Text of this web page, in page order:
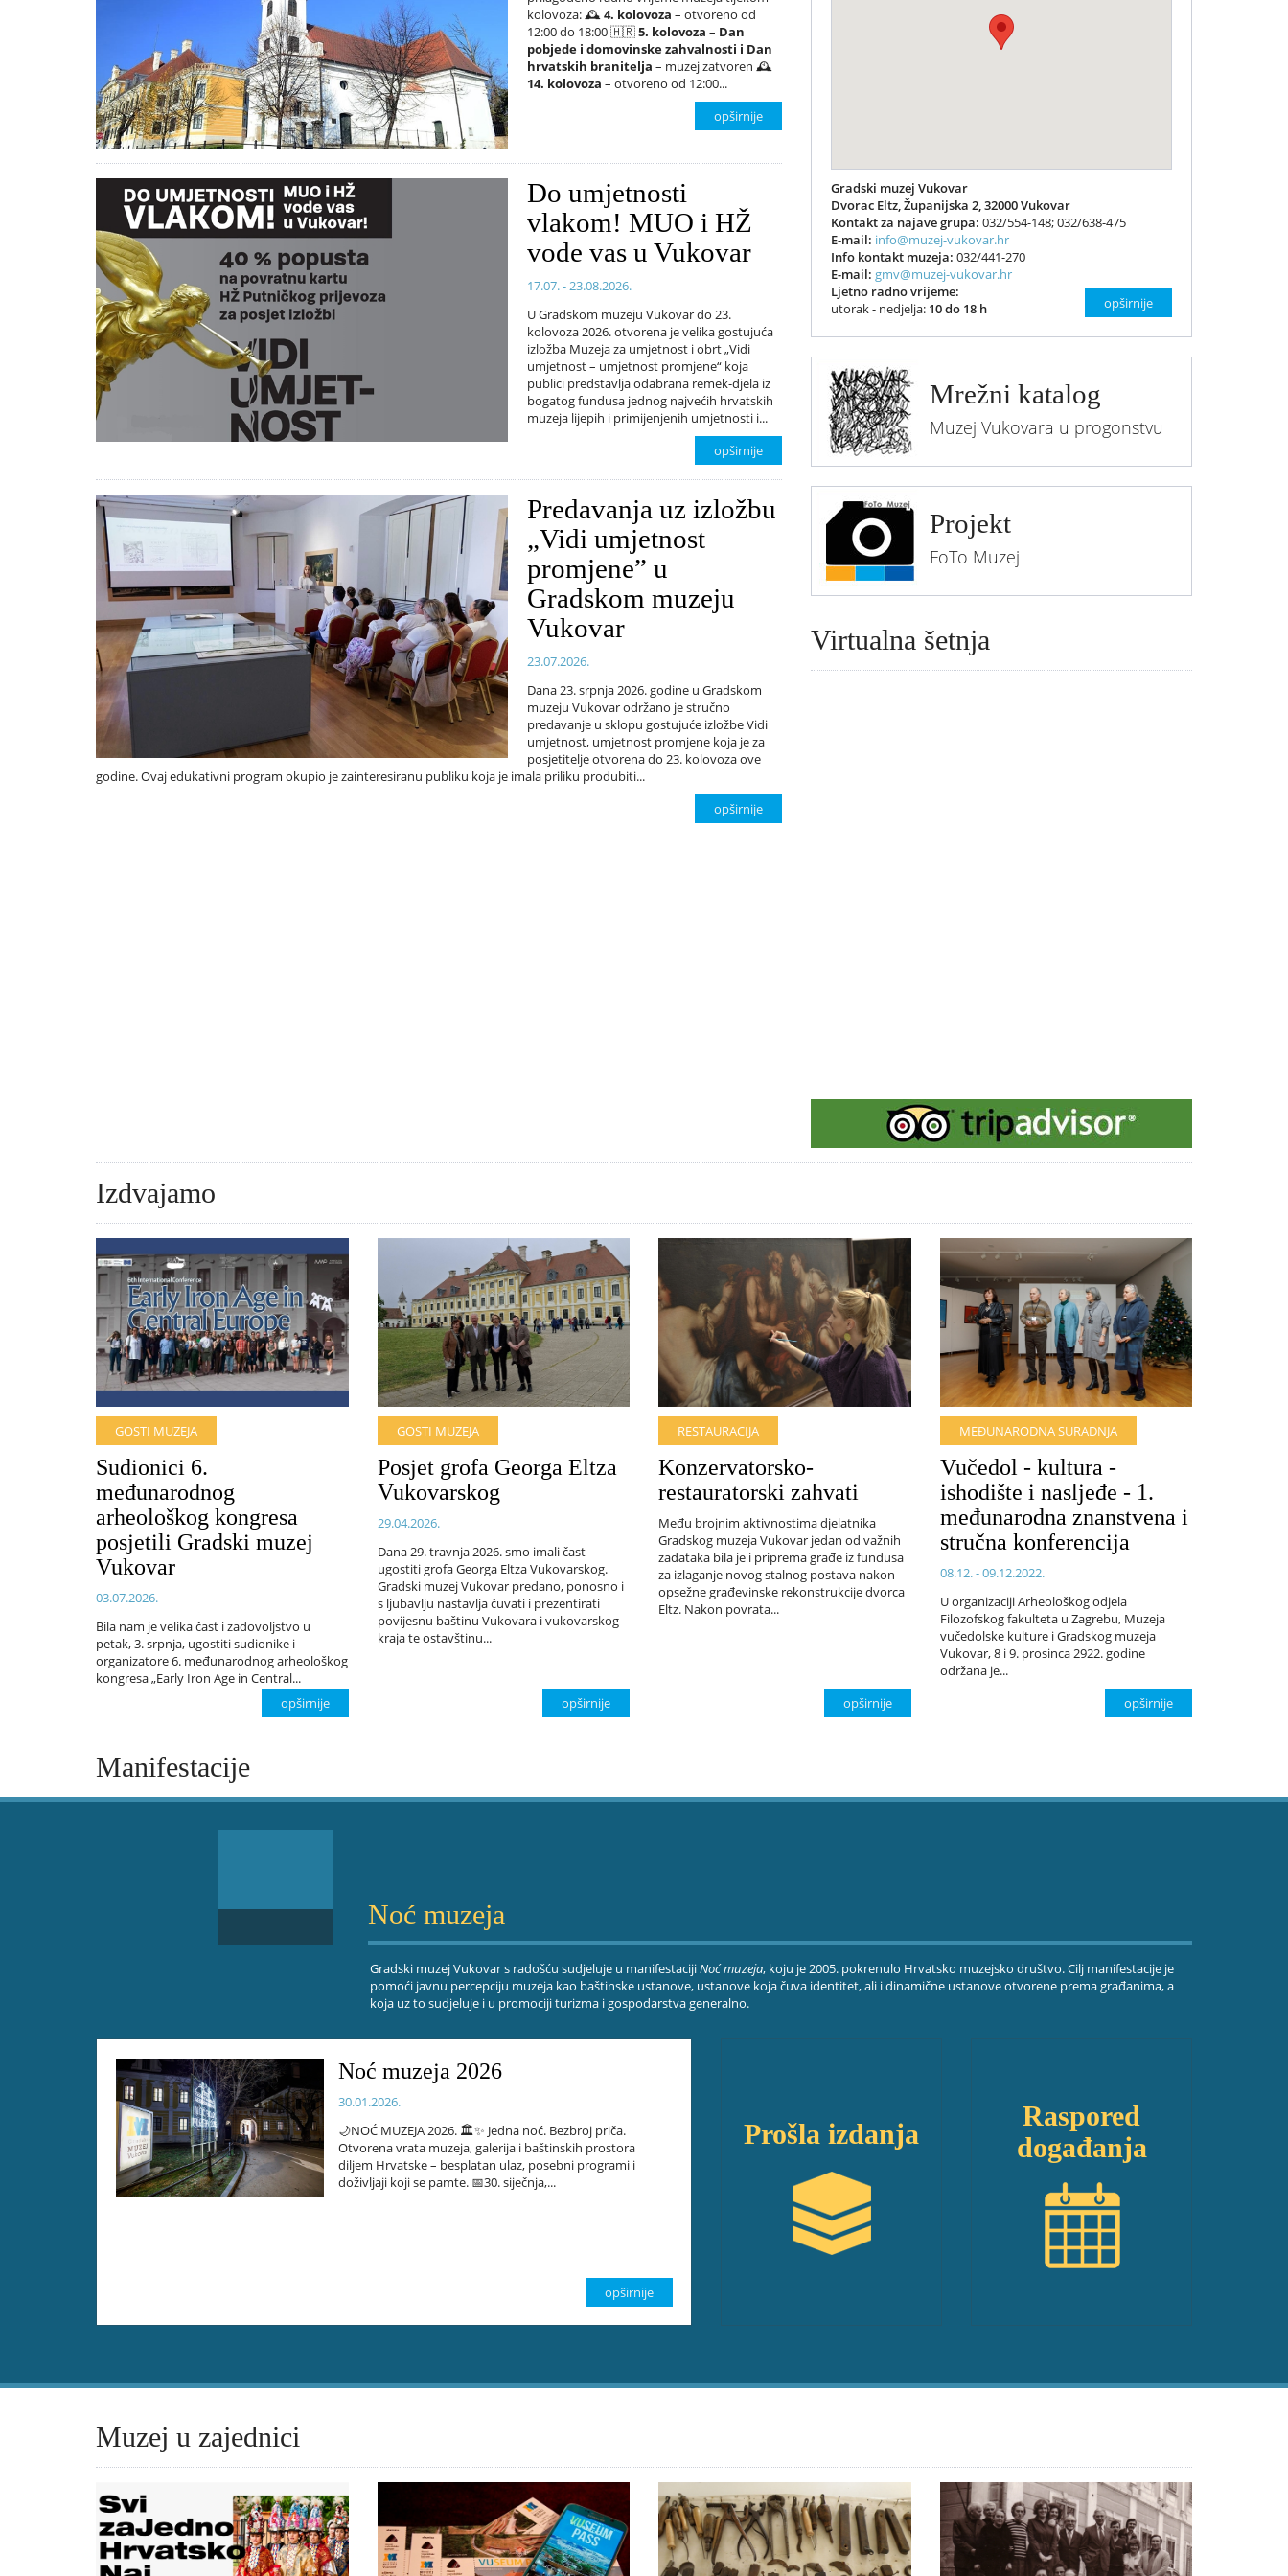
kolovoza: 🕰️4. kolovoza – otvoreno od
12:00 do 18:00 🇭🇷5. kolovoza – Dan
pobjede i domovinske zahvalnosti i Dan
hrvatskih branitelja – muzej zatvoren 🕰️
14. kolovoza – otvoreno od 12:00...
opširnije
Do umjetnosti
vlakom! MUO i HŽ
vode vas u Vukovar
17.07. - 23.08.2026.
U Gradskom muzeju Vukovar do 23.
kolovoza 2026. otvorena je velika gostujuća
izložba Muzeja za umjetnost i obrt „Vidi
umjetnost – umjetnost promjene“ koja
publici predstavlja odabrana remek-djela iz
bogatog fundusa jednog najvećih hrvatskih
muzeja lijepih i primijenjenih umjetnosti i...
opširnije
Predavanja uz izložbu
„Vidi umjetnost
promjene” u
Gradskom muzeju
Vukovar
23.07.2026.
Dana 23. srpnja 2026. godine u Gradskom
muzeju Vukovar održano je stručno
predavanje u sklopu gostujuće izložbe Vidi
umjetnost, umjetnost promjene koja je za
posjetitelje otvorena do 23. kolovoza ove
godine. Ovaj edukativni program okupio je zainteresiranu publiku koja je imala priliku produbiti...
opširnije
Gradski muzej Vukovar
Dvorac Eltz, Županijska 2, 32000 Vukovar
Kontakt za najave grupa: 032/554-148; 032/638-475
E-mail: info@muzej-vukovar.hr
Info kontakt muzeja: 032/441-270
E-mail: gmv@muzej-vukovar.hr
Ljetno radno vrijeme:
utorak - nedjelja: 10 do 18 h opširnije
Mrežni katalog
Muzej Vukovara u progonstvu
Projekt
FoTo Muzej
Virtualna šetnja
Izdvajamo
GOSTI MUZEJA
Sudionici 6.
međunarodnog
arheološkog kongresa
posjetili Gradski muzej
Vukovar
03.07.2026.
Bila nam je velika čast i zadovoljstvo u
petak, 3. srpnja, ugostiti sudionike i
organizatore 6. međunarodnog arheološkog
kongresa „Early Iron Age in Central...
opširnije
GOSTI MUZEJA
Posjet grofa Georga Eltza
Vukovarskog
29.04.2026.
Dana 29. travnja 2026. smo imali čast
ugostiti grofa Georga Eltza Vukovarskog.
Gradski muzej Vukovar predano, ponosno i
s ljubavlju nastavlja čuvati i prezentirati
povijesnu baštinu Vukovara i vukovarskog
kraja te ostavštinu...
opširnije
RESTAURACIJA
Konzervatorsko-
restauratorski zahvati
Među brojnim aktivnostima djelatnika
Gradskog muzeja Vukovar jedan od važnih
zadataka bila je i priprema građe iz fundusa
za izlaganje novog stalnog postava nakon
opsežne građevinske rekonstrukcije dvorca
Eltz. Nakon povrata...
opširnije
MEĐUNARODNA SURADNJA
Vučedol - kultura -
ishodište i nasljeđe - 1.
međunarodna znanstvena i
stručna konferencija
08.12. - 09.12.2022.
U organizaciji Arheološkog odjela
Filozofskog fakulteta u Zagrebu, Muzeja
vučedolske kulture i Gradskog muzeja
Vukovar, 8 i 9. prosinca 2922. godine
održana je...
opširnije
Manifestacije
Noć muzeja
Gradski muzej Vukovar s radošću sudjeluje u manifestacijiNoć muzeja, koju je 2005. pokrenulo Hrvatsko muzejsko društvo. Cilj manifestacije je
pomoći javnu percepciju muzeja kao baštinske ustanove, ustanove koja čuva identitet, ali i dinamične ustanove otvorene prema građanima, a
koja uz to sudjeluje i u promociji turizma i gospodarstva generalno.
Noć muzeja 2026
30.01.2026.
🌙NOĆ MUZEJA 2026. 🏛️✨ Jedna noć. Bezbroj priča.
Otvorena vrata muzeja, galerija i baštinskih prostora
diljem Hrvatske – besplatan ulaz, posebni programi i
doživljaji koji se pamte. 📅30. siječnja,...
opširnije
Raspored
događanja
Prošla izdanja
Muzej u zajednici